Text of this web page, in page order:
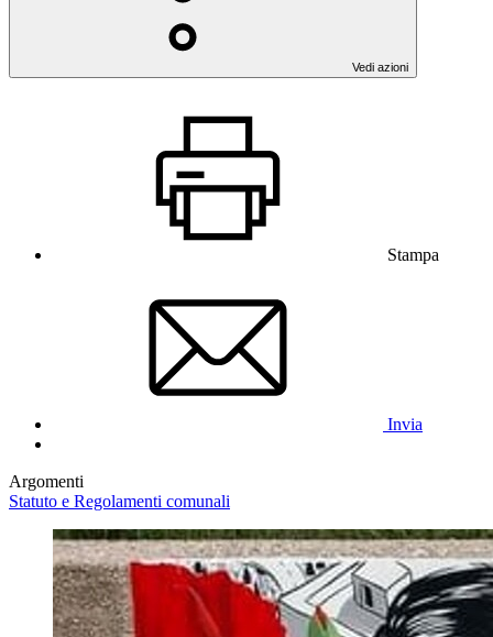
Vedi azioni
Stampa
Invia
Argomenti
Statuto e Regolamenti comunali